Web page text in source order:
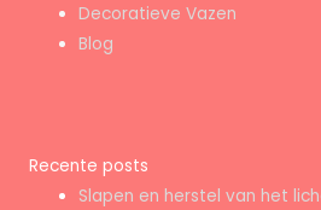
Decoratieve Vazen
Blog
Recente posts
Slapen en herstel van het